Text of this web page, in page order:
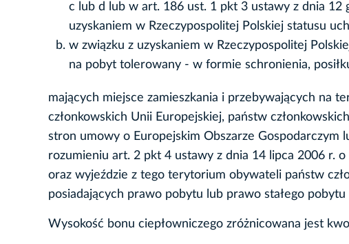
c lub d lub w art. 186 ust. 1 pkt 3 ustawy z dnia 12
uzyskaniem w Rzeczypospolitej Polskiej statusu
w związku z uzyskaniem w Rzeczypospolitej
na pobyt tolerowany - w formie schronienia,
mających miejsce zamieszkania i przebywających na
członkowskich Unii Europejskiej, państw
stron umowy o Europejskim Obszarze Gospodarczym
rozumieniu art. 2 pkt 4 ustawy z dnia 14 lipca 2006 r.
oraz wyjeździe z tego terytorium obywateli państw
posiadających prawo pobytu lub prawo stałego
Wysokość bonu ciepłowniczego zróżnicowana jest